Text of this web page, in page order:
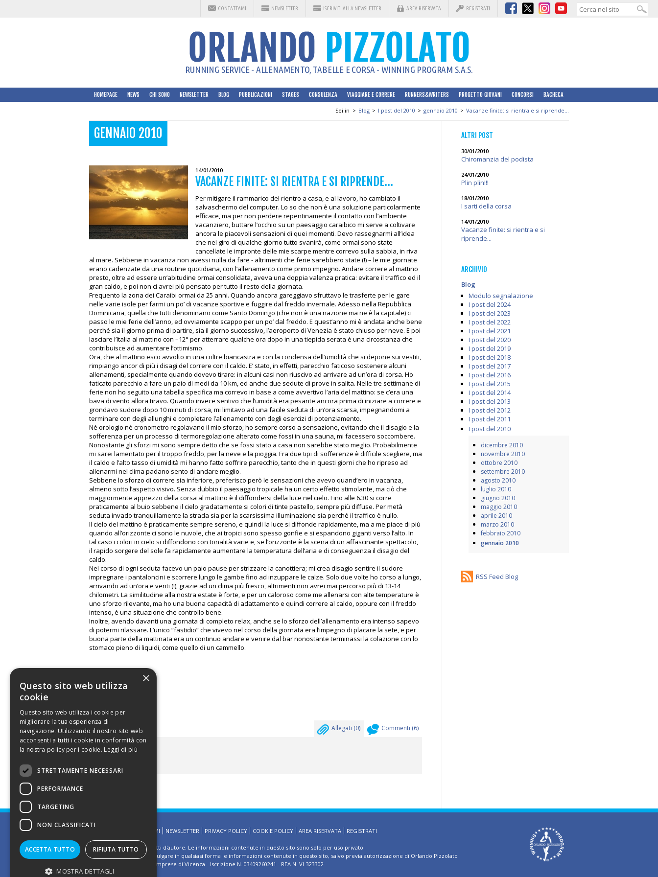
CONTATTAMI NEWSLETTER ISCRIVITI ALLA NEWSLETTER AREA RISERVATA REGISTRATI
RUNNING SERVICE - ALLENAMENTO, TABELLE E CORSA - WINNING PROGRAM S.A.S.
HOMEPAGE NEWS CHI SONO NEWSLETTER BLOG PUBBLICAZIONI STAGES CONSULENZA VIAGGIARE E CORRERE RUNNERS&WRITERS PROGETTO GIOVANI CONCORSI BACHECA
Sei in > Blog > I post del 2010 > gennaio 2010 > Vacanze finite: si rientra e si riprende...
GENNAIO 2010
14/01/2010
VACANZE FINITE: SI RIENTRA E SI RIPRENDE...
Per mitigare il rammarico del rientro a casa, e al lavoro, ho cambiato il
salvaschermo del computer. Lo so che non è una soluzione particolarmente
efficace, ma per non perdere repentinamente il contatto con l’ambiente
vacanziero, buttare l’occhio su un paesaggio caraibico mi serve a coltivare
ancora le piacevoli sensazioni di quei momenti. Devo rassegnarmi all’idea
che nel giro di qualche giorno tutto svanirà, come ormai sono state
cancellate le impronte delle mie scarpe mentre correvo sulla sabbia, in riva
al mare. Sebbene in vacanza non avessi nulla da fare - altrimenti che ferie sarebbero state (!) – le mie giornate
erano cadenzate da una routine quotidiana, con l’allenamento come primo impegno. Andare correre al mattino
presto, oltre ad essere un’abitudine ormai consolidata, aveva una doppia valenza pratica: evitare il traffico ed il
gran caldo, e poi non ci avrei più pensato per tutto il resto della giornata.
Frequento la zona dei Caraibi ormai da 25 anni. Quando ancora gareggiavo sfruttavo le trasferte per le gare
nelle varie isole per farmi un po’ di vacanze sportive e fuggire dal freddo invernale. Adesso nella Repubblica
Dominicana, quella che tutti denominano come Santo Domingo (che non è una nazione ma ne è la capitale) ci
passo le mie ferie dell’anno, ed ovviamente scappo per un po’ dal freddo. E quest’anno mi è andata anche bene
perché sia il giorno prima di partire, sia il giorno successivo, l’aeroporto di Venezia è stato chiuso per neve. E poi
lasciare l’Italia al mattino con –12° per atterrare qualche ora dopo in una tiepida serata è una circostanza che
contribuisce ad aumentare l’ottimismo.
Ora, che al mattino esco avvolto in una coltre biancastra e con la condensa dell’umidità che si depone sui vestiti,
rimpiango ancor di più i disagi del correre con il caldo. E’ stato, in effetti, parecchio faticoso sostenere alcuni
allenamenti, specialmente quando dovevo tirare: in alcuni casi non riuscivo ad arrivare ad un’ora di corsa. Ho
faticato parecchio a fare un paio di medi da 10 km, ed anche due sedute di prove in salita. Nelle tre settimane di
ferie non ho seguito una tabella specifica ma correvo in base a come avvertivo l’aria del mattino: se c’era una
bava di vento allora tiravo. Quando invece sentivo che l’umidità era pesante ancora prima di iniziare a correre e
grondavo sudore dopo 10 minuti di corsa, mi limitavo ad una facile seduta di un’ora scarsa, impegnandomi a
terminare con degli allunghi e completare l’allenamento con degli esercizi di potenziamento.
Né orologio né cronometro regolavano il mio sforzo; ho sempre corso a sensazione, evitando che il disagio e la
sofferenza per un processo di termoregolazione alterato come fossi in una sauna, mi facessero soccombere.
Nonostante gli sforzi mi sono sempre detto che se fossi stato a casa non sarebbe stato meglio. Probabilmente
mi sarei lamentato per il troppo freddo, per la neve e la pioggia. Fra due tipi di sofferenze è difficile scegliere, ma
il caldo e l’alto tasso di umidità mi hanno fatto soffrire parecchio, tanto che in questi giorni che ho ripreso ad
allenarmi nel clima padano sento di andare meglio.
Sebbene lo sforzo di correre sia inferiore, preferisco però le sensazioni che avevo quand’ero in vacanza,
almeno sotto l’aspetto visivo. Senza dubbio il paesaggio tropicale ha un certo effetto stimolante, ma ciò che
maggiormente apprezzo della corsa al mattino è il diffondersi della luce nel cielo. Fino alle 6.30 si corre
praticamente al buio sebbene il cielo gradatamente si colori di tinte pastello, sempre più diffuse. Per metà
seduta invado tranquillamente la strada sia per la scarsissima illuminazione sia perché il traffico è nullo.
Il cielo del mattino è praticamente sempre sereno, e quindi la luce si diffonde rapidamente, ma a me piace di più
quando all’orizzonte ci sono le nuvole, che ai tropici sono spesso gonfie e si espandono giganti verso l’alto. In
tal caso i colori in cielo si diffondono con tonalità varie e, se l’orizzonte è la scena di un affascinante spettacolo,
il rapido sorgere del sole fa rapidamente aumentare la temperatura dell’aria e di conseguenza il disagio del
caldo.
Nel corso di ogni seduta facevo un paio pause per strizzare la canottiera; mi crea disagio sentire il sudore
impregnare i pantaloncini e scorrere lungo le gambe fino ad inzuppare le calze. Solo due volte ho corso a lungo,
arrivando ad un’ora e venti (!), grazie ad un clima più fresco, altrimenti non avrei mai percorso più di 13-14
chilometri. La similitudine alla nostra estate è forte, e per un caloroso come me allenarsi con alte temperature è
uno sforzo rilevante, ma ho una buona capacità di adattamento e quindi correre al caldo, oppure con il freddo
intenso, è una situazione che controllo bene.
Inoltre, avendo davanti una giornata di completo relax, anche se lo sforzo dell’allenamento era intenso sapevo
di potermi rilassare. L’unico “fastidio” che vivevo nel corso della giornata era l’impegno di placare la sete, e per
buona parte della mattinata era un continuo andare e venire dal bar nonostante terminassi la colazione con lo
stomaco pieno di liquidi, come quello di un cammello.
Allegati (0) Commenti (6)
ALLEGATI
ALTRI POST
30/01/2010
Chiromanzia del podista
24/01/2010
Plin plin!!!
18/01/2010
I sarti della corsa
14/01/2010
Vacanze finite: si rientra e si
riprende...
ARCHIVIO
Blog
Modulo segnalazione
I post del 2024
I post del 2023
I post del 2022
I post del 2021
I post del 2020
I post del 2019
I post del 2018
I post del 2017
I post del 2016
I post del 2015
I post del 2014
I post del 2013
I post del 2012
I post del 2011
I post del 2010
dicembre 2010
novembre 2010
ottobre 2010
settembre 2010
agosto 2010
luglio 2010
giugno 2010
maggio 2010
aprile 2010
marzo 2010
febbraio 2010
gennaio 2010
RSS Feed Blog
CONTATTAMI NEWSLETTER PRIVACY POLICY COOKIE POLICY AREA RISERVATA REGISTRATI
©2002 Informativa sui diritti d'autore. Le informazioni contenute in questo sito sono solo per uso privato.
E' vietato riprodurre o divulgare in qualsiasi forma le informazioni contenute in questo sito, salvo previa autorizzazione di Orlando Pizzolato
Ufficio del Registro delle Imprese di Vicenza - Iscrizione N. 03409260241 - REA N. VI-323302
×
Questo sito web utilizza
cookie
Questo sito web utilizza i cookie per
migliorare la tua esperienza di
navigazione. Utilizzando il nostro sito web
acconsenti a tutti i cookie in conformità con
la nostra policy per i cookie. Leggi di più
STRETTAMENTE NECESSARI
PERFORMANCE
TARGETING
NON CLASSIFICATI
ACCETTA TUTTO RIFIUTA TUTTO
MOSTRA DETTAGLI